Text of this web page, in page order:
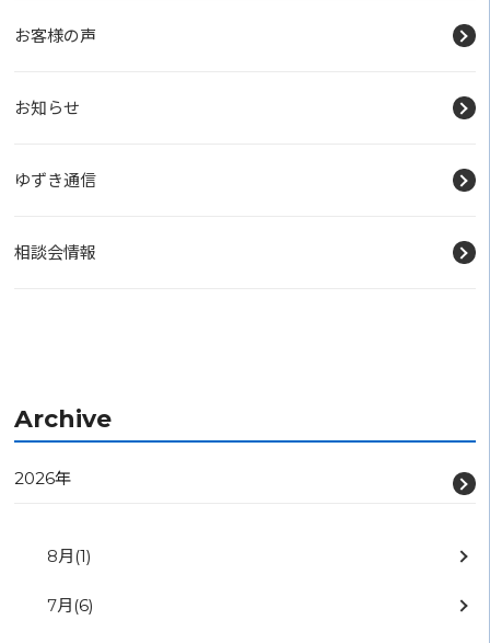
お客様の声
お知らせ
ゆずき通信
相談会情報
Archive
2026年
8月 (1)
7月 (6)